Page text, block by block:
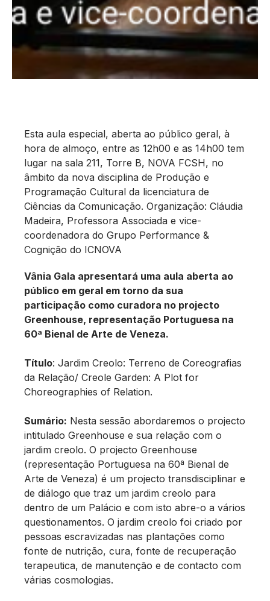
Esta aula especial, aberta ao público geral, à
hora de almoço, entre as 12h00 e as 14h00 tem
lugar na sala 211, Torre B, NOVA FCSH, no
âmbito da nova disciplina de Produção e
Programação Cultural da licenciatura de
Ciências da Comunicação. Organização: Cláudia
Madeira, Professora Associada e vice-
coordenadora do Grupo Performance &
Cognição do ICNOVA
Vânia Gala apresentará uma aula aberta ao
público em geral em torno da sua
participação como curadora no projecto
Greenhouse, representação Portuguesa na
60ª Bienal de Arte de Veneza.
Título: Jardim Creolo: Terreno de Coreografias
da Relação/ Creole Garden: A Plot for
Choreographies of Relation.
Sumário: Nesta sessão abordaremos o projecto
intitulado Greenhouse e sua relação com o
jardim creolo. O projecto Greenhouse
(representação Portuguesa na 60ª Bienal de
Arte de Veneza) é um projecto transdisciplinar e
de diálogo que traz um jardim creolo para
dentro de um Palácio e com isto abre-o a vários
questionamentos. O jardim creolo foi criado por
pessoas escravizadas nas plantações como
fonte de nutrição, cura, fonte de recuperação
terapeutica, de manutenção e de contacto com
várias cosmologias.